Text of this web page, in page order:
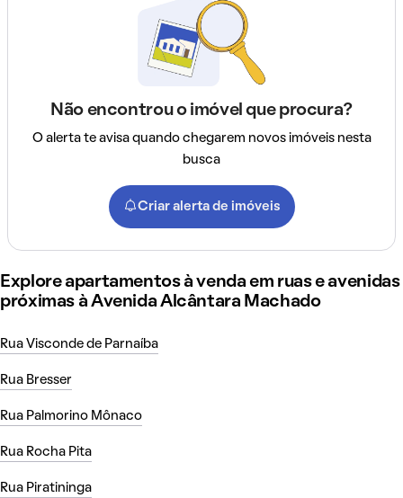
Não encontrou o imóvel que procura?
O alerta te avisa quando chegarem novos imóveis nesta
busca
Criar alerta de imóveis
Explore apartamentos à venda em ruas e avenidas
próximas à Avenida Alcântara Machado
Rua Visconde de Parnaíba
Rua Bresser
Rua Palmorino Mônaco
Rua Rocha Pita
Rua Piratininga